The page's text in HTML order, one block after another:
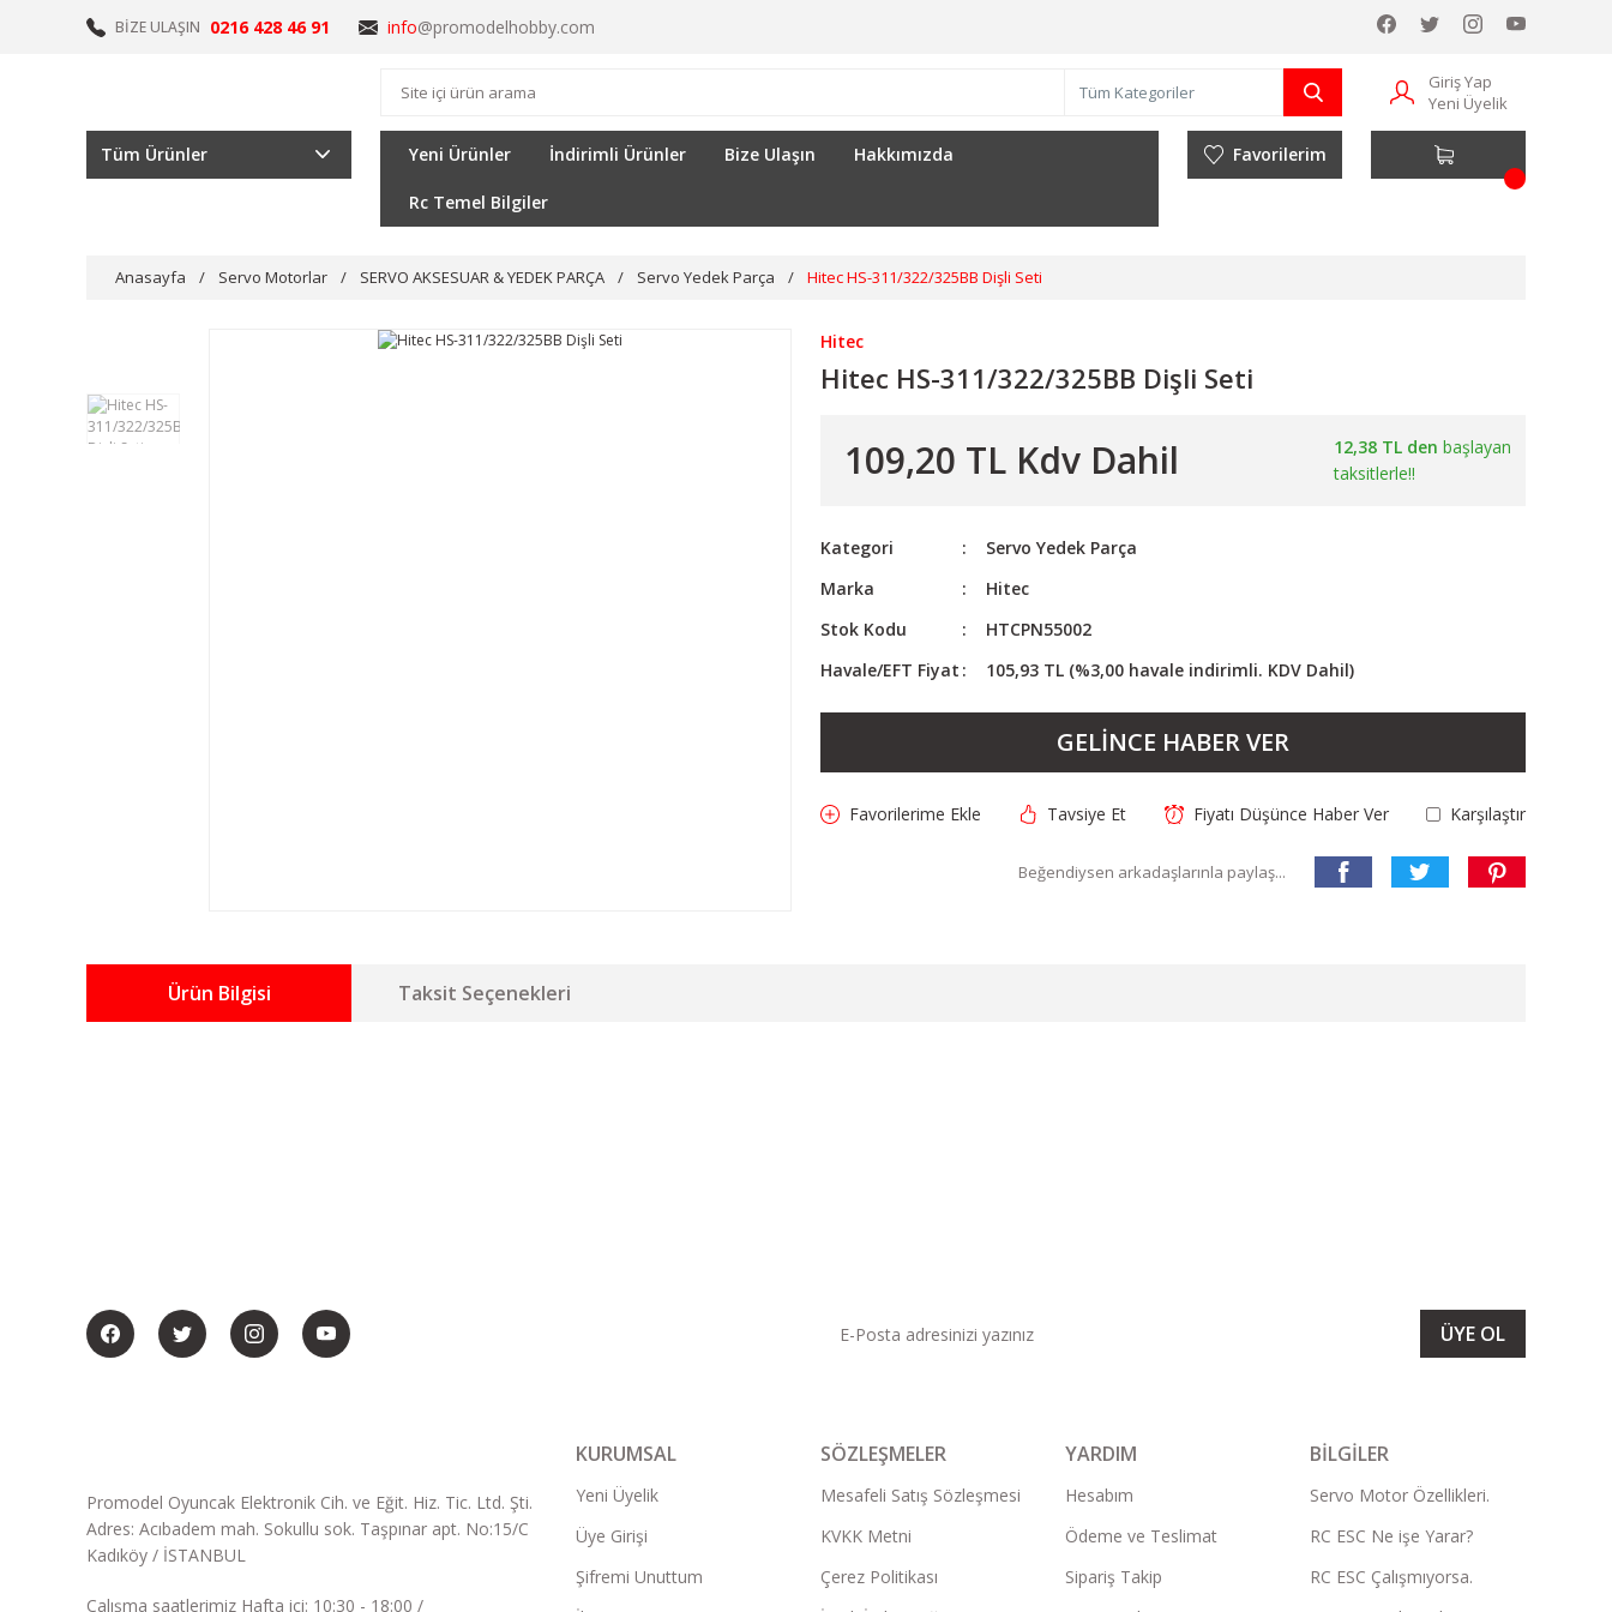
BİZE ULAŞIN 0216 428 46 91 info@promodelhobby.com
Giriş Yap
Yeni Üyelik
Tüm Ürünler Yeni Ürünler İndirimli Ürünler Bize Ulaşın Hakkımızda
Rc Temel Bilgiler
Favorilerim
Anasayfa Servo Motorlar SERVO AKSESUAR & YEDEK PARÇA Servo Yedek Parça Hitec HS-311/322/325BB Dişli Seti
Hitec
Hitec HS-311/322/325BB Dişli Seti
109,20 TL Kdv Dahil 12,38 TL den başlayan
taksitlerle!!
Kategori
Servo Yedek Parça
Marka
Hitec
Stok Kodu
HTCPN55002
Havale/EFT Fiyat
105,93 TL (%3,00 havale indirimli. KDV Dahil)
GELİNCE HABER VER
Tavsiye Et Fiyatı Düşünce Haber Ver Karşılaştır
Beğendiysen arkadaşlarınla paylaş...
Ürün Bilgisi Taksit Seçenekleri
ÜYE OL
Promodel Oyuncak Elektronik Cih. ve Eğit. Hiz. Tic. Ltd. Şti.
Adres: Acıbadem mah. Sokullu sok. Taşpınar apt. No:15/C
Kadıköy / İSTANBUL
Çalışma saatlerimiz Hafta içi: 10:30 - 18:00 /
KURUMSAL
Yeni Üyelik
Üye Girişi
Şifremi Unuttum
SÖZLEŞMELER
Mesafeli Satış Sözleşmesi
KVKK Metni
Çerez Politikası
YARDIM
Hesabım
Ödeme ve Teslimat
Sipariş Takip
BİLGİLER
Servo Motor Özellikleri.
RC ESC Ne işe Yarar?
RC ESC Çalışmıyorsa.